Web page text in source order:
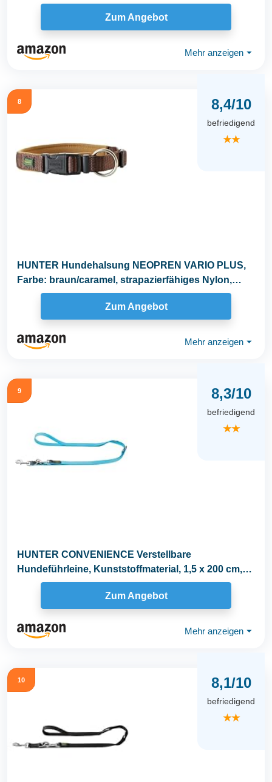
Zum Angebot
Mehr anzeigen ⏷
8 8,4/10
befriedigend
★★
HUNTER Hundehalsung NEOPREN VARIO PLUS,
Farbe: braun/caramel, strapazierfähiges Nylon,
weiche...
Zum Angebot
Mehr anzeigen ⏷
9 8,3/10
befriedigend
★★
HUNTER CONVENIENCE Verstellbare
Hundeführleine, Kunststoffmaterial, 1,5 x 200 cm,
türkis
Zum Angebot
Mehr anzeigen ⏷
10 8,1/10
befriedigend
★★